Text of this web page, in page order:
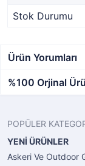
Stok Durumu
Ürün Yorumları
%100 Orjinal
POPÜLER
YENİ ÜRÜNLER
Askeri Ve Outdoor